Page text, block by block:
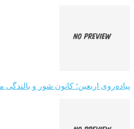
پیاده‌روی اربعین؛ کانون شور و بالندگی